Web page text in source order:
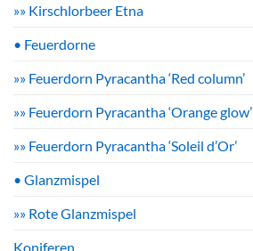
»» Kirschlorbeer Etna
• Feuerdorne
»» Feuerdorn Pyracantha ‘Red column’
»» Feuerdorn Pyracantha ‘Orange glow’
»» Feuerdorn Pyracantha ‘Soleil d’Or’
• Glanzmispel
»» Rote Glanzmispel
Koniferen